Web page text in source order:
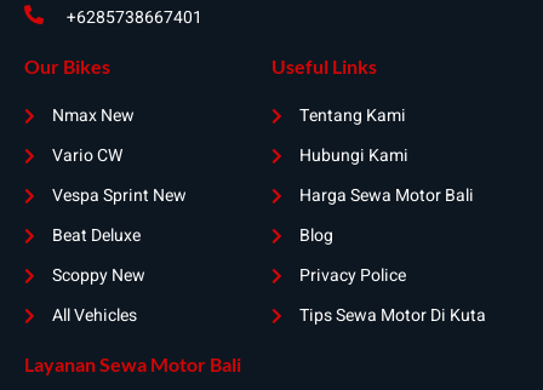
+6285738667401
Our Bikes
Nmax New
Vario CW
Vespa Sprint New
Beat Deluxe
Scoppy New
All Vehicles
Useful Links
Tentang Kami
Hubungi Kami
Harga Sewa Motor Bali
Blog
Privacy Police
Tips Sewa Motor Di Kuta
Layanan Sewa Motor Bali